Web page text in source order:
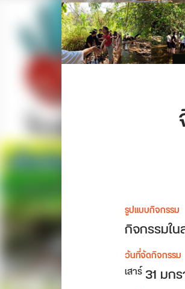
รูปแบบกิจกรรม
กิจกรรมใ
วันที่จัดกิจกรรม
เสาร์ 31 มก